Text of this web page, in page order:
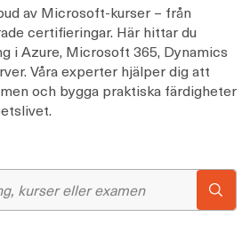
av Microsoft-kurser – från
certifieringar. Här hittar du
i Azure, Microsoft 365, Dynamics
Våra experter hjälper dig att
och bygga praktiska färdigheter